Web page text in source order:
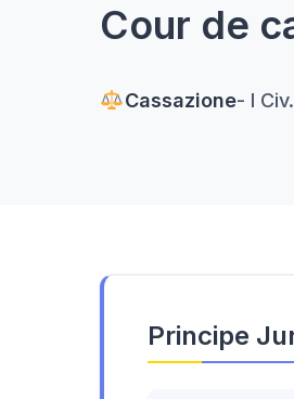
Cour de
Cassazione- I Civ.
Principe